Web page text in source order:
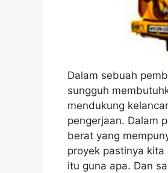
Dalam sebuah
sungguh
mendukung
pengerjaan. Dalam
berat yang
proyek pastinya
itu guna apa. Dan